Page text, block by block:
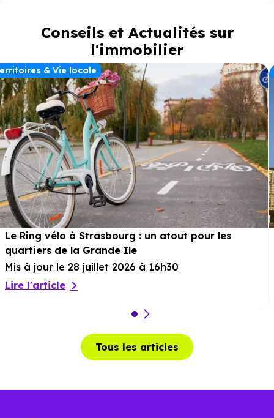
Conseils et Actualités sur
l'immobilier
& Vie locale
Le Ring vélo à Strasbourg : un atout pour les
quartiers de la Grande Ile
Mis à jour le 28 juillet 2026 à 16h30
Lire l'article
Tous les articles